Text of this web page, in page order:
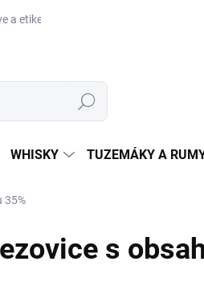
a etikety na míru
Hledat
WHISKY TUZEMÁKY A
35%
s